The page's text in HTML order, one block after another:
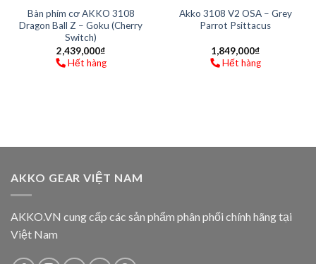
Bàn phím cơ AKKO 3108
Dragon Ball Z – Goku (Cherry
Switch)
2,439,000₫
Hết hàng
Akko 3108 V2 OSA – Grey
Parrot Psittacus
1,849,000₫
Hết hàng
AKKO GEAR VIỆT NAM
AKKO.VN cung cấp các sản phẩm phân phối chính hãng tại
Việt Nam